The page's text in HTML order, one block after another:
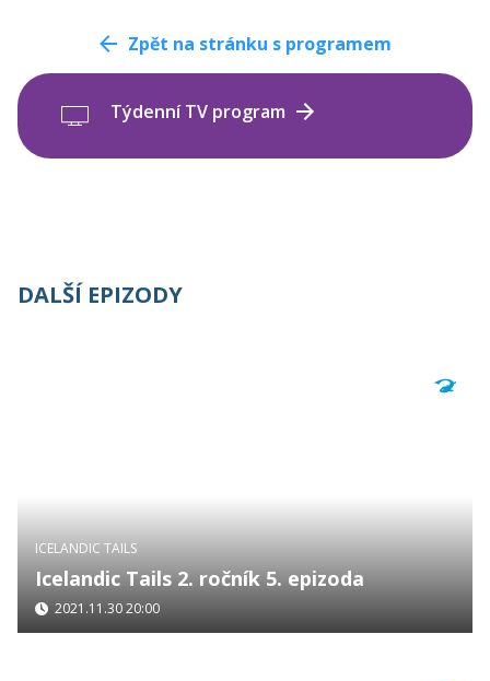
Zpět na stránku s programem
Týdenní TV program
DALŠÍ EPIZODY
ICELANDIC TAILS
Icelandic Tails 2. ročník 5. epizoda
2021.11.30 20:00